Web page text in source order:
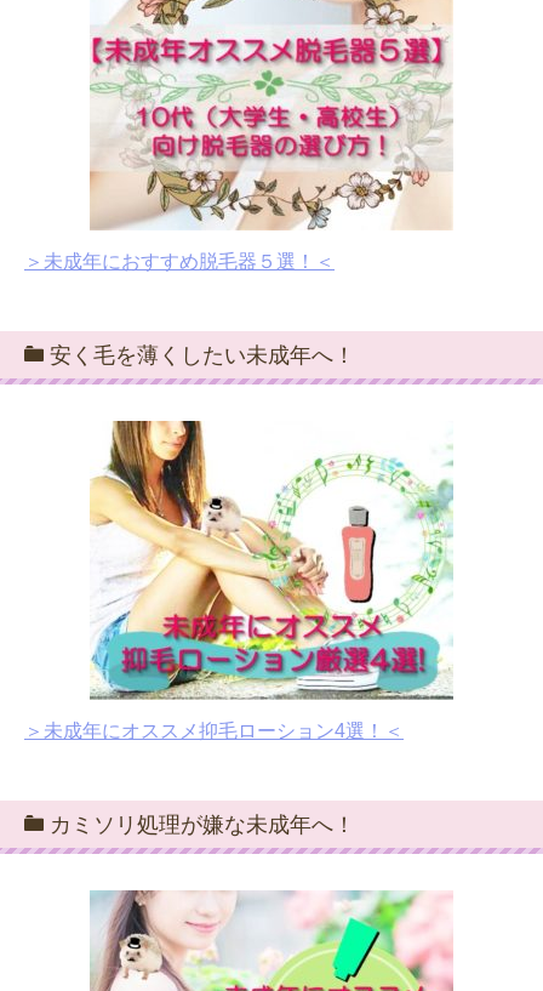
＞未成年におすすめ脱毛器５選！＜
安く毛を薄くしたい未成年へ！
＞未成年にオススメ抑毛ローション4選！＜
カミソリ処理が嫌な未成年へ！